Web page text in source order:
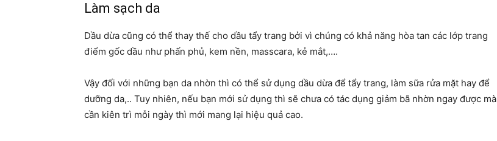
Làm sạch da
Dầu dừa cũng có thể thay thế cho dầu tẩy trang bởi vì chúng có khả năng hòa tan các lớp trang
điểm gốc dầu như phấn phủ, kem nền, masscara, kẻ mắt,….
Vậy đối với những bạn da nhờn thì có thể sử dụng dầu dừa để tẩy trang, làm sữa rửa mặt hay để
dưỡng da,.. Tuy nhiên, nếu bạn mới sử dụng thì sẽ chưa có tác dụng giảm bã nhờn ngay được mà
cần kiên trì mỗi ngày thì mới mang lại hiệu quả cao.